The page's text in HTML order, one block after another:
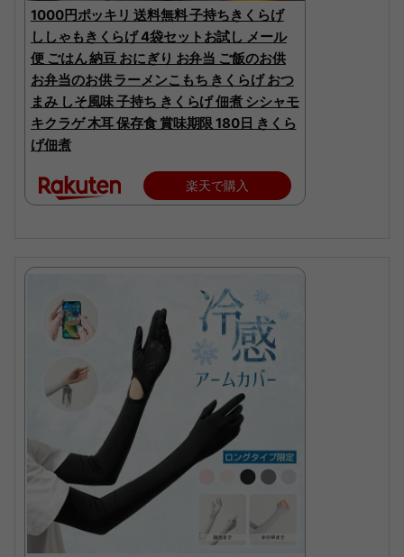
1000円ポッキリ 送料無料 子持ちきくらげ
ししゃもきくらげ 4袋セットお試し メール
便 ごはん 納豆 おにぎり お弁当 ご飯のお供
お弁当のお供 ラーメンこもち きくらげ おつ
まみ しそ風味 子持ち きくらげ 佃煮 シシャモ
キクラゲ 木耳 保存食 賞味期限 180日 きくら
げ佃煮
楽天で購入